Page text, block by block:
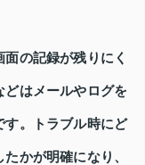
の記録が残りにく
どはメールやログを
す。トラブル時にど
かが明確になり、